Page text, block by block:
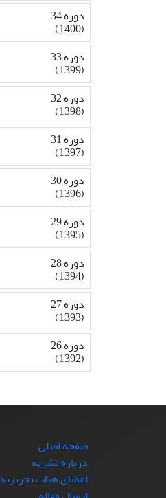
دوره 34
(1400)
دوره 33
(1399)
دوره 32
(1398)
دوره 31
(1397)
دوره 30
(1396)
دوره 29
(1395)
دوره 28
(1394)
دوره 27
(1393)
دوره 26
(1392)
صفحه اصلی
درباره نشریه
اعضای هیات تحریریه